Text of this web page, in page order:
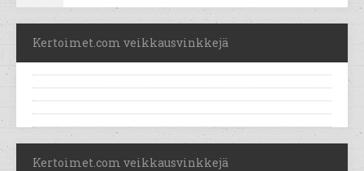
Kertoimet.com veikkausvinkkejä
Kertoimet.com veikkausvinkkejä